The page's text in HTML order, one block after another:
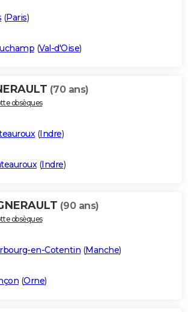
(Paris)
(Val-d'Oise)
(70 ans)
obsèques
(Indre)
(Indre)
(90 ans)
obsèques
en-Cotentin (Manche)
(Orne)